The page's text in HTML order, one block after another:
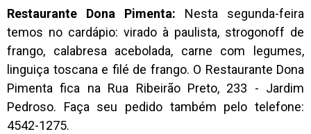
Restaurante Dona Pimenta: Nesta segunda-feira
temos no cardápio: virado à paulista, strogonoff de
frango, calabresa acebolada, carne com legumes,
linguiça toscana e filé de frango. O Restaurante Dona
Pimenta fica na Rua Ribeirão Preto, 233 - Jardim
Pedroso. Faça seu pedido também pelo telefone:
4542-1275.